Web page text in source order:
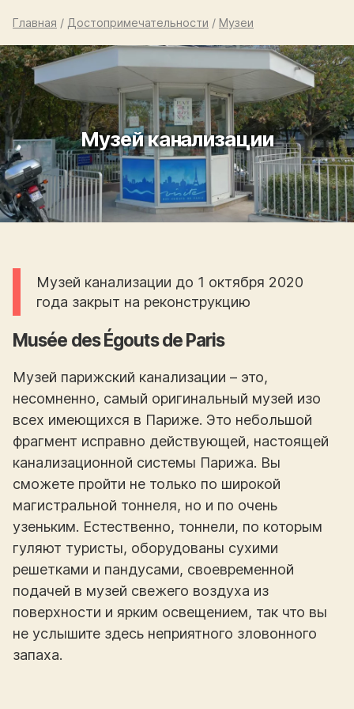
Главная / Достопримечательности / Музеи
Музей канализации
Музей канализации до 1 октября 2020
года закрыт на реконструкцию
Musée des Égouts de Paris
Музей парижский канализации – это,
несомненно, самый оригинальный музей изо
всех имеющихся в Париже. Это небольшой
фрагмент исправно действующей, настоящей
канализационной системы Парижа. Вы
сможете пройти не только по широкой
магистральной тоннеля, но и по очень
узеньким. Естественно, тоннели, по которым
гуляют туристы, оборудованы сухими
решетками и пандусами, своевременной
подачей в музей свежего воздуха из
поверхности и ярким освещением, так что вы
не услышите здесь неприятного зловонного
запаха.